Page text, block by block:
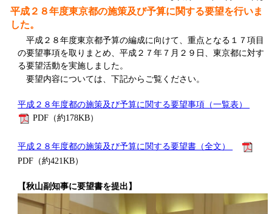
平成２８年度東京都の施策及び予算に関する要望を行いま
した。
平成２８年度東京都予算の編成に向けて、重点となる１７項目
の要望事項を取りまとめ、平成２７年７月２９日、東京都に対す
る要望活動を実施しました。
要望内容については、下記からご覧ください。
平成２８年度都の施策及び予算に関する要望事項（一覧表）
PDF（約178KB）
平成２８年度都の施策及び予算に関する要望書（全文）
PDF（約421KB）
【秋山副知事に要望書を提出】